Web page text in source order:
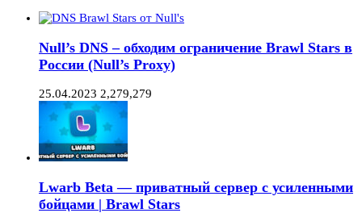
Null’s DNS – обходим ограничение Brawl Stars в
России (Null’s Proxy)
25.04.2023 2,279,279
Lwarb Beta — приватный сервер с усиленными
бойцами | Brawl Stars